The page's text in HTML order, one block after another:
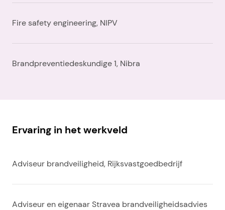
Fire safety engineering, NIPV
Brandpreventiedeskundige 1, Nibra
Ervaring in het werkveld
Adviseur brandveiligheid, Rijksvastgoedbedrijf
Adviseur en eigenaar Stravea brandveiligheidsadvies